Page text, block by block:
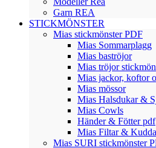
Garn REA
STICKMÖNSTER
Mias stickmönster PDF
Mias Sommarplagg
Mias baströjor
Mias tröjor
Mias jackor, koftor
Mias mössor
Mias Halsdukar &
Mias Cowls
Händer & Fötter pdf
Mias Filtar &
Mias SURI stickmönster